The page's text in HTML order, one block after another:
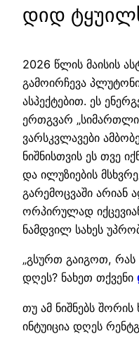
დიდ
2026 წლის მაისის
გამოირჩევა
ასპექტებით. ეს
ერთგვარ
ვარსკვლავები
ნიშნისთვის ეს თვე
და ილუზიების
გარემოცვაში არიან
ორპირულად
ნამდვილ სახეს
„გსურთ გაიგოთ, რას
დღეს? ნახეთ თქვენი
თუ ამ ნიშნებს
ინტუიცია დღეს